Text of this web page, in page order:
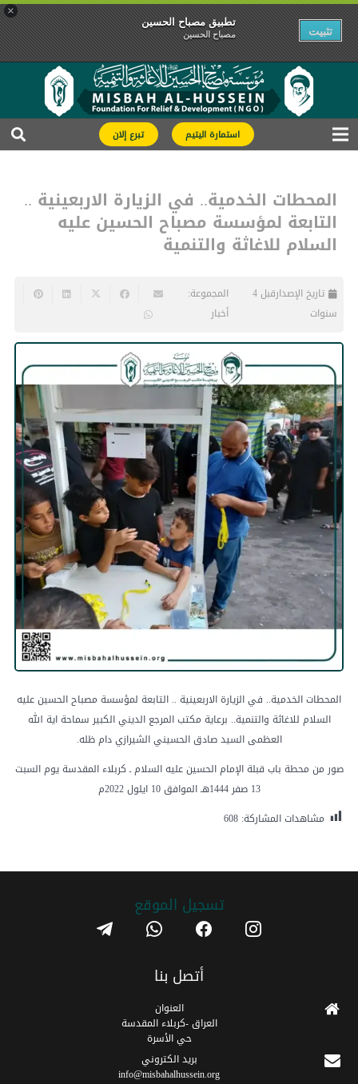
×
تطبیق مصباح الحسین
مصباح الحسین تثبیت
استمارة اليتيم تبرع إلان
المحطات الخدمية.. في الزيارة الاربعينية ..
التابعة لمؤسسة مصباح الحسين عليه
السلام للاغاثة والتنمية
تاريخ الإصدار
قبل 4
سنوات
المجموعة:
أخبار
المحطات الخدمية.. في الزيارة الاربعينية .. التابعة لمؤسسة مصباح الحسين عليه
السلام للاغاثة والتنمية.. برعاية مكتب المرجع الديني الكبير سماحة اية الله
العظمى السيد صادق الحسيني الشيرازي دام ظله.
صور من محطة باب قبلة الإمام الحسين عليه السلام ـ كربلاء المقدسة يوم السبت
13 صفر 1444هـ الموافق 10 ايلول 2022م
مشاهدات المشاركة: 608
تسجیل الموقع instagram
facebook
whatsapp
telegram
أتصل بنا
العنوان
العراق -كربلاء المقدسة
حي الأسرة
برید الکتروني
info@misbahalhussein.org